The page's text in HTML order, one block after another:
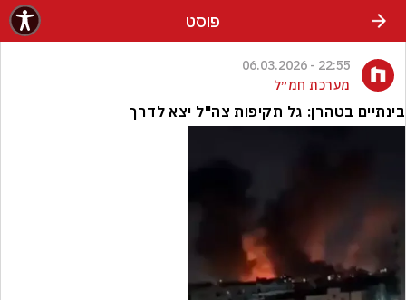
פוסט
22:55 - 06.03.2026
מערכת חמ״ל
בינתיים בטהרן: גל תקיפות צה"ל יצא לדרך